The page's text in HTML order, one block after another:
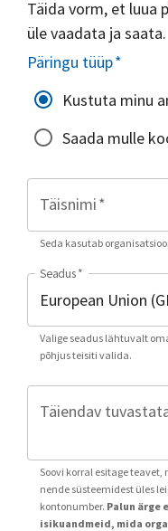
Täida vorm, et luua
üle vaadata ja saata.
Päringu tüüp*
Kustuta minu
Saada mulle
Täisnimi*
Seda kasutab
Seadus*
Valige seadus lähtuvalt
põhjus teisiti valida.
Täiendav
Soovi korral esitage
nende süsteemidest üles
kontonumber. Palun ärge
isikuandmeid, mida